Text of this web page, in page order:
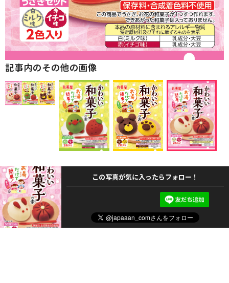
記事内のその他の画像
この写真が気に入ったらフォロー！